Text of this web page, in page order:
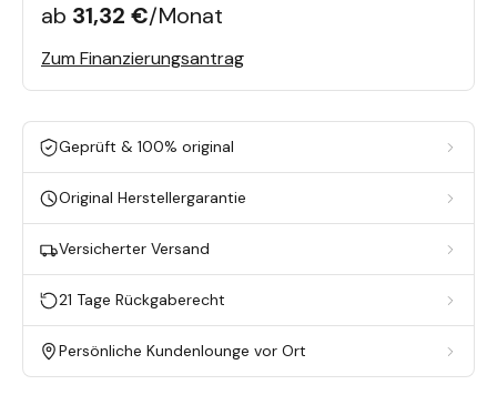
ab 31,32 €/Monat
Zum Finanzierungsantrag
Geprüft & 100% original
Original Herstellergarantie
Versicherter Versand
21 Tage Rückgaberecht
Persönliche Kundenlounge vor Ort